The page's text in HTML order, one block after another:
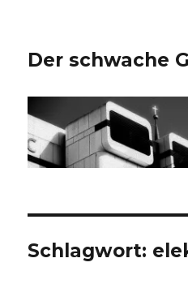
Der schwache
Schlagwort: